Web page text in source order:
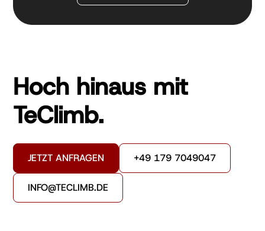
Hoch hinaus mit
TeClimb.
JETZT ANFRAGEN +49 179 7049047
INFO@TECLIMB.DE